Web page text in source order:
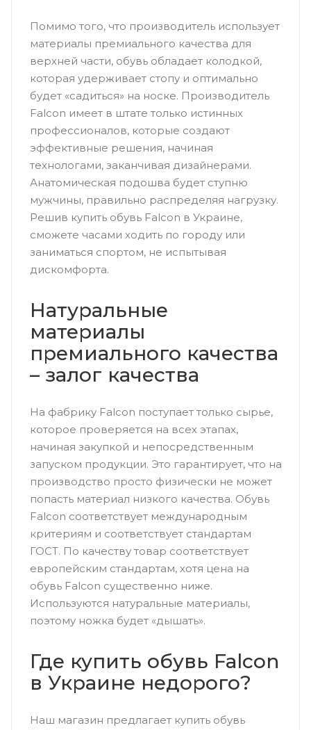
Помимо того, что производитель использует
материалы премиального качества для
верхней части, обувь обладает колодкой,
которая удерживает стопу и оптимально
будет «садиться» на носке. Производитель
Falcon имеет в штате только истинных
профессионалов, которые создают
эффективные решения, начиная
технологами, заканчивая дизайнерами.
Анатомическая подошва будет ступню
мужчины, правильно распределяя нагрузку.
Решив купить обувь Falcon в Украине,
сможете часами ходить по городу или
заниматься спортом, не испытывая
дискомфорта.
Натуральные
материалы
премиального качества
– залог качества
На фабрику Falcon поступает только сырье,
которое проверяется на всех этапах,
начиная закупкой и непосредственным
запуском продукции. Это гарантирует, что на
производство просто физически не может
попасть материал низкого качества. Обувь
Falcon соответствует международным
критериям и соответствует стандартам
ГОСТ. По качеству товар соответствует
европейским стандартам, хотя цена на
обувь Falcon существенно ниже.
Используются натуральные материалы,
поэтому ножка будет «дышать».
Где купить обувь Falcon
в Украине недорого?
Наш магазин предлагает купить обувь